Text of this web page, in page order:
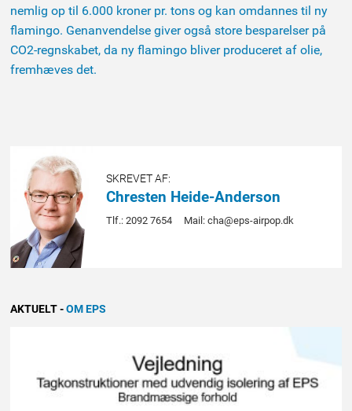
nemlig op til 6.000 kroner pr. tons og kan omdannes til ny
flamingo. Genanvendelse giver også store besparelser på
CO2-regnskabet, da ny flamingo bliver produceret af olie,
fremhæves det.
SKREVET AF:
Chresten Heide-Anderson
Tlf.: 2092 7654 Mail: cha@eps-airpop.dk
AKTUELT-OM EPS